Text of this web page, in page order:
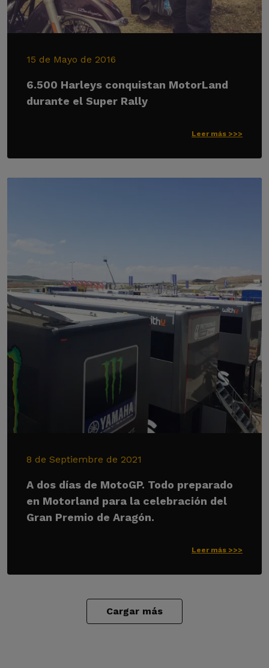
15 de Mayo de 2016
6.500 Harleys conquistan MotorLand
durante el Super Rally
Leer más >>>
8 de Septiembre de 2021
A dos días de MotoGP. Todo preparado
en Motorland para la celebración del
Gran Premio de Aragón.
Leer más >>>
Cargar más